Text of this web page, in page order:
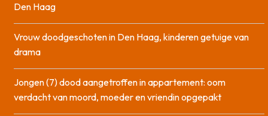
Den Haag
Vrouw doodgeschoten in Den Haag, kinderen getuige van
drama
Jongen (7) dood aangetroffen in appartement: oom
verdacht van moord, moeder en vriendin opgepakt